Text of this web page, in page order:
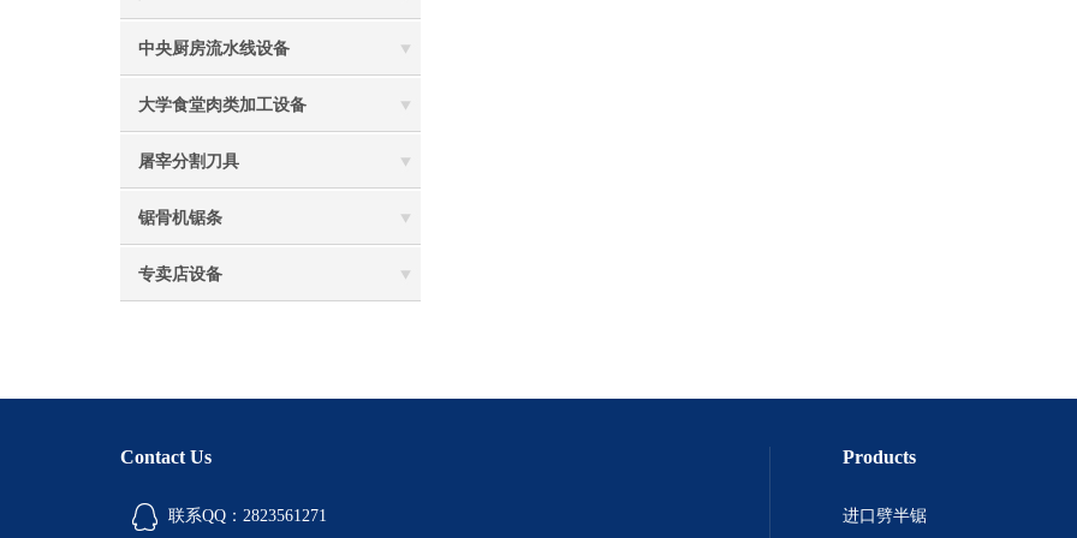
中央厨房流水线设备
大学食堂肉类加工设备
屠宰分割刀具
锯骨机锯条
专卖店设备
Contact Us
联系QQ：2823561271
Products
进口劈半锯